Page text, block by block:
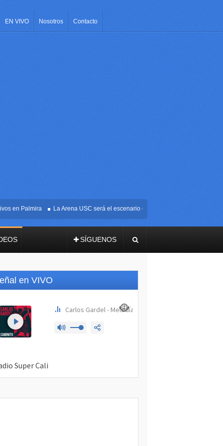
EN VIVO Nosotros Contacto
Palmira La Arena USC será el escenario de la posesión presidencial de
SÍGUENOS
en VIVO